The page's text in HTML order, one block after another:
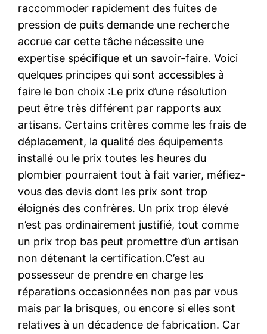
raccommoder rapidement des fuites de
pression de puits demande une recherche
accrue car cette tâche nécessite une
expertise spécifique et un savoir-faire. Voici
quelques principes qui sont accessibles à
faire le bon choix :Le prix d’une résolution
peut être très différent par rapports aux
artisans. Certains critères comme les frais de
déplacement, la qualité des équipements
installé ou le prix toutes les heures du
plombier pourraient tout à fait varier, méfiez-
vous des devis dont les prix sont trop
éloignés des confrères. Un prix trop élevé
n’est pas ordinairement justifié, tout comme
un prix trop bas peut promettre d’un artisan
non détenant la certification.C’est au
possesseur de prendre en charge les
réparations occasionnées non pas par vous
mais par la brisques, ou encore si elles sont
relatives à un décadence de fabrication. Car